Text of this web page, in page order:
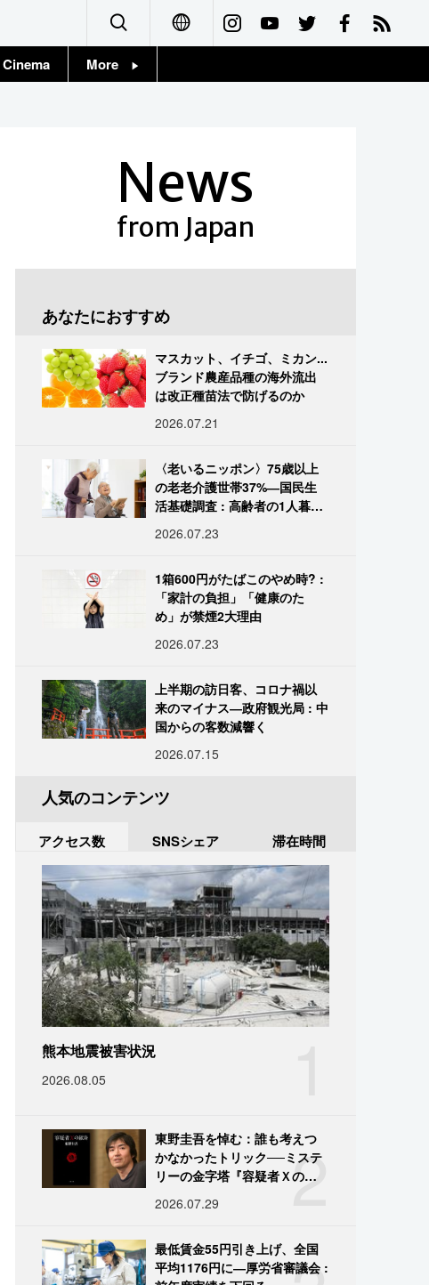
Français
Cinema More
News
from Japan
あなたにおすすめ
マスカット、イチゴ、ミカン...
ブランド農産品種の海外流出
は改正種苗法で防げるのか
2026.07.21
〈老いるニッポン〉75歳以上
の老老介護世帯37%―国民生
活基礎調査 : 高齢者の1人暮ら
2026.07.23
1箱600円がたばこのやめ時? :
「家計の負担」「健康のた
め」が禁煙2大理由
2026.07.23
上半期の訪日客、コロナ禍以
来のマイナス―政府観光局 : 中
国からの客数減響く
2026.07.15
人気のコンテンツ
アクセス数 SNSシェア 滞在時間
熊本地震被害状況
2026.08.05
2
東野圭吾を悼む：誰も考えつ
かなかったトリック──ミステ
リーの金字塔『容疑者Ｘの献
2026.07.29
最低賃金55円引き上げ、全国
平均1176円に―厚労省審議会 :